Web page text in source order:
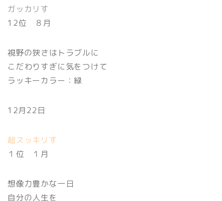
ガッカリす
12位 ８月
視野の狭さはトラブルに
こだわりすぎに気をつけて
ラッキーカラー：緑
12月22日
超スッキリす
１位 １月
想像力豊かな一日
自分の人生を